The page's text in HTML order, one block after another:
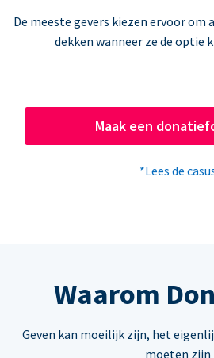
De meeste gevers kiezen ervoor
dekken wanneer ze de optie
Maak een
*Lees de
Waarom
Geven kan moeilijk zijn, het
moeten zijn